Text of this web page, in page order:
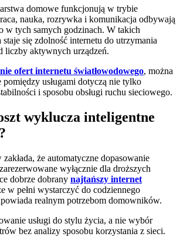
domowe funkcjonują w trybie
nauka, rozrywka i komunikacja odbywają
w tych samych godzinach. W takich
się zdolność internetu do utrzymania
liczby aktywnych urządzeń.
ofert internetu światłowodowego, można
usługami dotyczą nie tylko
i sposobu obsługi ruchu sieciowego.
wyklucza inteligentne
że automatyczne dopasowanie
wyłącznie dla droższych
dobrze dobrany najtańszy internet
w pełni wystarczyć do codziennego
realnym potrzebom domowników.
usługi do stylu życia, a nie wybór
bez analizy sposobu korzystania z sieci.